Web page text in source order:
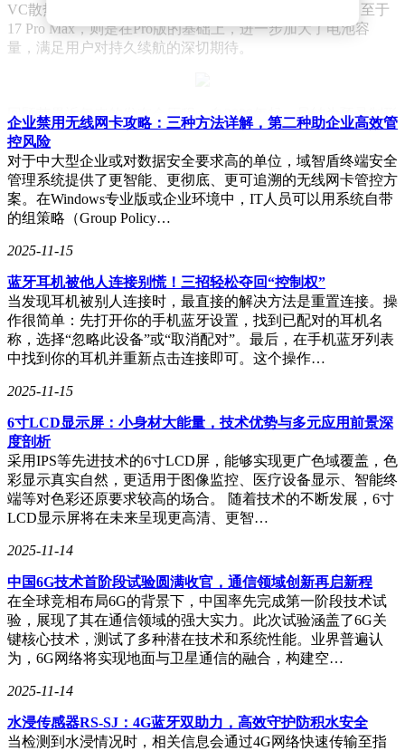
VC散热系统的加入，则让高性能与冷静并存成为可能。至于
17 Pro Max，则是在Pro版的基础上，进一步加大了电池容
量，满足用户对持久续航的深切期待。
回顾苹果近年来的发布会历程，自2020年起，虽转为预录制形
式，但苹果始终保持着与全球粉丝的紧密连接。通过邀请部分
媒体记者亲临史蒂夫·乔布斯剧院现场观看发布会视频，并在
活动尾声提供新机体验，苹果成功营造了一种既安全又不失热
情的参与感。而每年的9月上旬，几乎成为了iPhone发布会的
固定档期，尽管2020年与2021年因疫情稍有调整，延期至10
月，但苹果始终坚守着这一传统，与全球用户共同见证每一次
创新与突破。
企业禁用无线网卡攻略：三种方法详解，第二种助企业高效管
控风险
对于中大型企业或对数据安全要求高的单位，域智盾终端安全
管理系统提供了更智能、更彻底、更可追溯的无线网卡管控方
案。在Windows专业版或企业环境中，IT人员可以用系统自带
的组策略（Group Policy…
2025-11-15
蓝牙耳机被他人连接别慌！三招轻松夺回“控制权”
当发现耳机被别人连接时，最直接的解决方法是重置连接。操
作很简单：先打开你的手机蓝牙设置，找到已配对的耳机名
称，选择“忽略此设备”或“取消配对”。最后，在手机蓝牙列表
中找到你的耳机并重新点击连接即可。这个操作…
2025-11-15
6寸LCD显示屏：小身材大能量，技术优势与多元应用前景深
度剖析
采用IPS等先进技术的6寸LCD屏，能够实现更广色域覆盖，色
彩显示真实自然，更适用于图像监控、医疗设备显示、智能终
端等对色彩还原要求较高的场合。 随着技术的不断发展，6寸
LCD显示屏将在未来呈现更高清、更智…
2025-11-14
中国6G技术首阶段试验圆满收官，通信领域创新再启新程
在全球竞相布局6G的背景下，中国率先完成第一阶段技术试
验，展现了其在通信领域的强大实力。此次试验涵盖了6G关
键核心技术，测试了多种潜在技术和系统性能。业界普遍认
为，6G网络将实现地面与卫星通信的融合，构建空…
2025-11-14
水浸传感器RS-SJ：4G蓝牙双助力，高效守护防积水安全
当检测到水浸情况时，相关信息会通过4G网络快速传输至指